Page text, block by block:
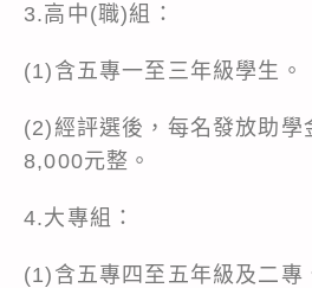
3.高中(職)組：
(1)含五專一至三年級學生。
(2)經評選後，每名發放助學
8,000元整。
4.大專組：
(1)含五專四至五年級及二專